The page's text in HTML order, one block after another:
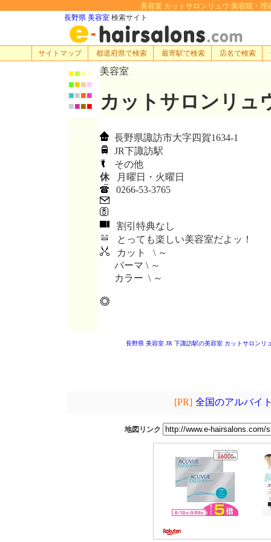
美容室 カットサロンリュウ:美容院・理
長野県 美容室 検索サイト
サイトマップ 都道府県で検索 最寄駅で検索 店名で検索
■■■■
■■■■
■■■■
■■■■
美容室
カットサロンリュ
長野県諏訪市大字四賀1634-1
JR下諏訪駅
その他
休月曜日・火曜日
0266-53-3765
割引特典なし
とっても楽しい美容室だよッ！
カット \ ～
パーマ \ ～
カラー \ ～
◎
長野県 美容室 JR 下諏訪駅の美容室 カットサロンリ
[PR] 全国のアルバイ
地図リンク